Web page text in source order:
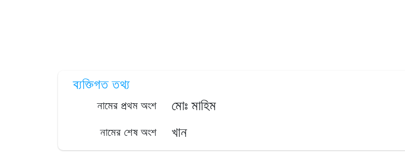
ব্যক্তিগত তথ্য
নামের প্রথম অংশ মোঃ মাহিম
নামের শেষ অংশ খান